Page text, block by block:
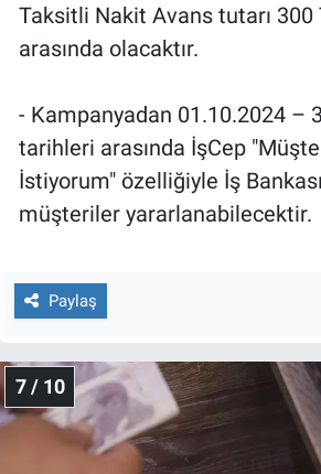
Taksitli Nakit Avans tutarı 300
arasında olacaktır.
- Kampanyadan 01.10.2024 –
tarihleri arasında İşCep
İstiyorum" özelliğiyle İş
müşteriler yararlanabilecektir.
Paylaş
7 / 10